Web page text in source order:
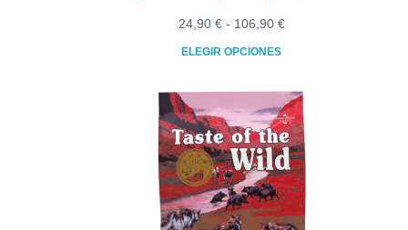
24,90 € - 106,90 €Rango
24,90 €
hasta
106,90 €
ELEGIR OPCIONES
tiene
múltiples
variantes.
Las
opciones
se